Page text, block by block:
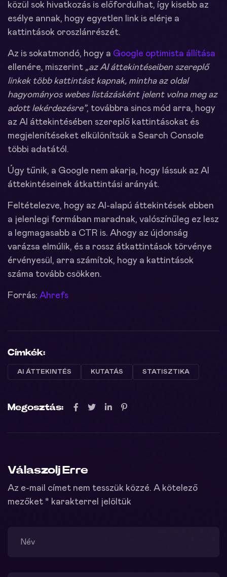
közül sok hivatkozás is előfordulhat, így kisebb az
esélye annak, hogy egyetlen link is elérje a
kattintások oroszlánrészét.
Az is sokatmondó, hogy a Google optimista állítása
ellenére, miszerint „az AI áttekintéseiben szereplő
linkek több kattintást kapnak, mintha az oldal
hagyományos webes listázásként jelent volna meg az
adott lekérdezésre”, továbbra sincs mód arra, hogy
az AI áttekintésében szereplő kattintásokat és
megjelenítéseket elkülönítsük a Search Console
többi adatától.
Úgy tűnik, a Google nem akarja, hogy lássuk az AI
áttekintéseinek átkattintási arányát.
Feltételezve, hogy az AI-alapú áttekintések ebben
a jelenlegi formában maradnak, valószínűleg ez lesz
a legmagasabb a CTR is. Ahogy az újdonság
varázsa elmúlik, és a rossz átkattintások törvénye
érvényesül, arra számítok, hogy a kattintások
száma tovább csökken.
Forrás: Ahrefs
Címkék:
AI ÁTTEKINTÉS KUTATÁS STATISZTIKA
Megosztás:
Válaszolj Erre
Az e-mail címet nem tesszük közzé. A kötelező
mezőket * karakterrel jelöltük